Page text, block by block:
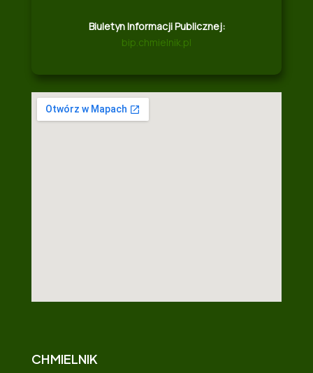
Biuletyn Informacji Publicznej:
bip.chmielnik.pl
CHMIELNIK